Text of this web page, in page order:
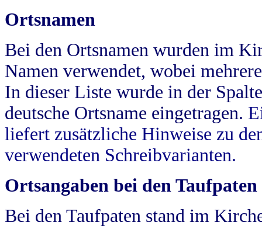
Ortsnamen
Bei den Ortsnamen wurden im
Namen verwendet, wobei
In dieser Liste wurde in der
deutsche Ortsname eingetragen.
liefert zusätzliche Hinweise zu
verwendeten Schreibvarianten.
Ortsangaben bei den Taufpaten
Bei den Taufpaten stand im